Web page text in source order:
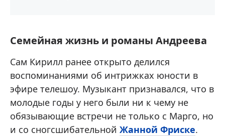
Семейная жизнь и романы Андреева
Сам Кирилл ранее открыто делился
воспоминаниями об интрижках юности в
эфире телешоу. Музыкант признавался, что в
молодые годы у него были ни к чему не
обязывающие встречи не только с Марго, но
и со сногсшибательной Жанной Фриске.